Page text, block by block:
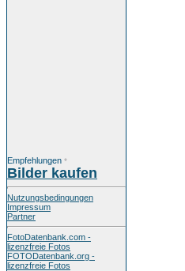
Empfehlungen *
Bilder kaufen
Nutzungsbedingungen
Impressum
Partner
FotoDatenbank.com -
lizenzfreie Fotos
FOTODatenbank.org -
lizenzfreie Fotos